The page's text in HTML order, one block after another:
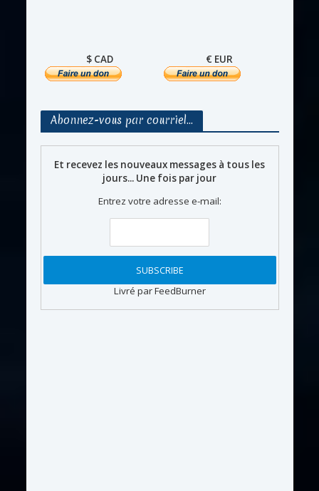
$ CAD € EUR
Abonnez-vous par courriel…
Et recevez les nouveaux messages à tous les
jours... Une fois par jour
Entrez votre adresse e-mail:
Livré par FeedBurner